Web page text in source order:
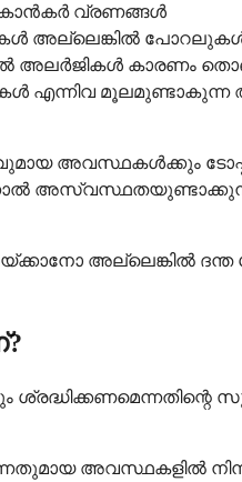
വ്രണങ്ങൾ
അല്ലെങ്കിൽ
കാരണം
എന്നിവ
അവസ്ഥകൾക്കും
അല്ലെങ്കിൽ
അവസ്ഥകളിൽ